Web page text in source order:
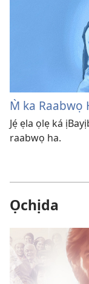
M̀ ka Raabwọ
Jẹ́ ẹla ọlẹ ká
raabwọ ha.
Ọchịda